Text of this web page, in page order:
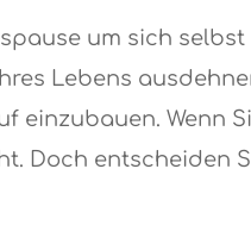
um sich
Lebens
einzubauen. Wenn
Doch entscheiden